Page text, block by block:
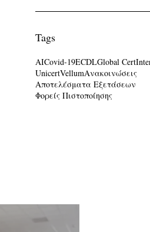
Tags
AICovid-19ECDLGlobal Cert
UnicertVellumΑνακοινώσεις
Αποτελέσματα Εξετάσεων
Φορείς Πιστοποίησης